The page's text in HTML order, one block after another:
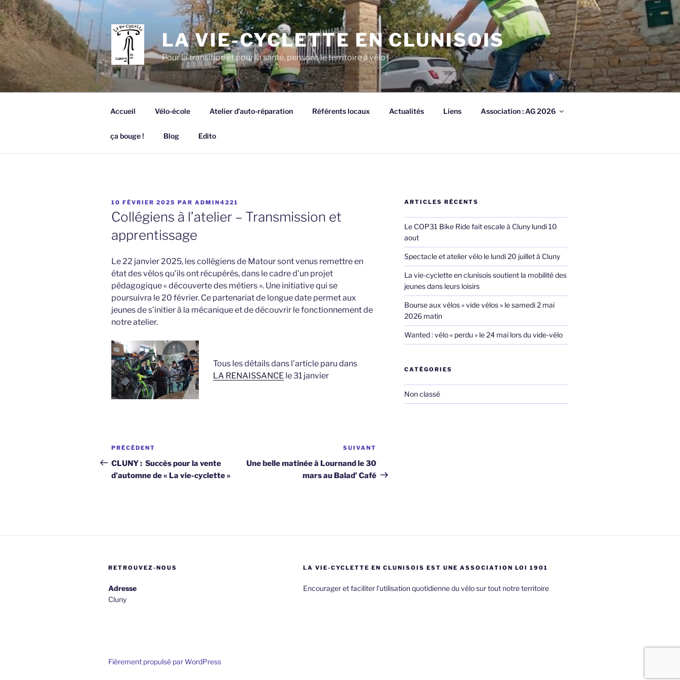
Aller
au
contenu
principal
LA VIE-CYCLETTE EN CLUNISOIS
Pour la transition et pour la santé, pensons le territoire à vélo !
Accueil Vélo-école Atelier d’auto-réparation Référents locaux Actualités Liens Association : AG 2026
ça bouge ! Blog Edito
PUBLIÉ
LE
10 FÉVRIER 2025 PAR ADMIN4221
Collégiens à l’atelier – Transmission et
apprentissage
Le 22 janvier 2025, les collégiens de Matour sont venus remettre en
état des vélos qu’ils ont récupérés, dans le cadre d’un projet
pédagogique « découverte des métiers ». Une initiative qui se
poursuivra le 20 février. Ce partenariat de longue date permet aux
jeunes de s’initier à la mécanique et de découvrir le fonctionnement de
notre atelier.
Tous les détails dans l’article paru dans
LA RENAISSANCE le 31 janvier
Navigation
de
l’article
Article
précédent
PRÉCÉDENT
CLUNY : Succès pour la vente
d’automne de « La vie-cyclette »
suivant
SUIVANT
Une belle matinée à Lournand le 30
mars au Balad’ Café
ARTICLES RÉCENTS
Le COP31 Bike Ride fait escale à Cluny lundi 10
aout
Spectacle et atelier vélo le lundi 20 juillet à Cluny
La vie-cyclette en clunisois soutient la mobilité des
jeunes dans leurs loisirs
Bourse aux vélos « vide vélos » le samedi 2 mai
2026 matin
Wanted : vélo « perdu » le 24 mai lors du vide-vélo
CATÉGORIES
Non classé
RETROUVEZ-NOUS
Adresse
Cluny
LA VIE-CYCLETTE EN CLUNISOIS EST UNE ASSOCIATION LOI 1901
Encourager et faciliter l’utilisation quotidienne du vélo sur tout notre territoire
Fièrement propulsé par WordPress